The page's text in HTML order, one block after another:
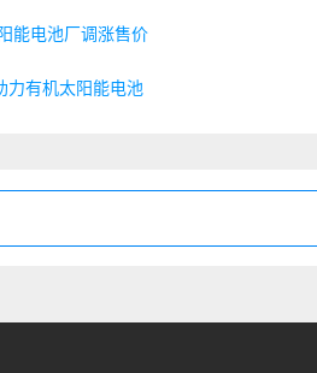
能电池厂调涨售价
力有机太阳能电池